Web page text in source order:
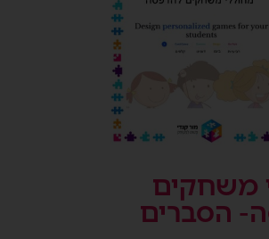
משחקים
הסברים